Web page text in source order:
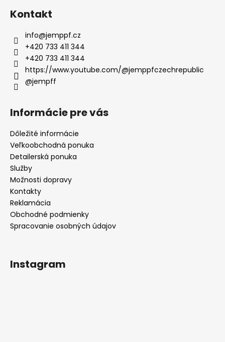
Kontakt
info@jemppf.cz
+420 733 411 344
+420 733 411 344
https://www.youtube.com/@jemppfczechrepublic
@jempff
Informácie pre vás
Dôležité informácie
Veľkoobchodná ponuka
Detailerská ponuka
Služby
Možnosti dopravy
Kontakty
Reklamácia
Obchodné podmienky
Spracovanie osobných údajov
Instagram